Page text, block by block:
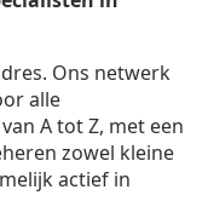
Ons netwerk
alle
A tot Z, met een
zowel kleine
actief in